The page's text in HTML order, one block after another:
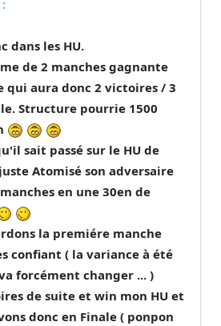
dans les HU.
de 2 manches gagnante
qui aura donc 2 victoires / 3
Structure pourrie 1500
sait passé sur le HU de
Atomisé son adversaire
en une 30en de
la premiére manche
confiant ( la variance à été
forcément changer ... )
de suite et win mon HU et
donc en Finale ( ponpon